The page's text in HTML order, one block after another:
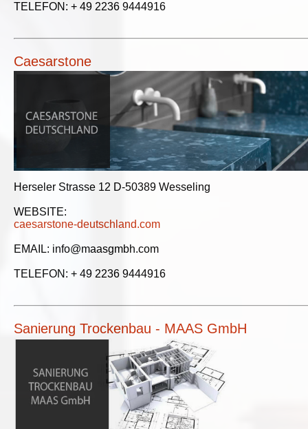
TELEFON: + 49 2236 9444916
Caesarstone
Herseler Strasse 12 D-50389 Wesseling
WEBSITE:
caesarstone-deutschland.com
EMAIL: info@maasgmbh.com
TELEFON: + 49 2236 9444916
Sanierung Trockenbau - MAAS GmbH